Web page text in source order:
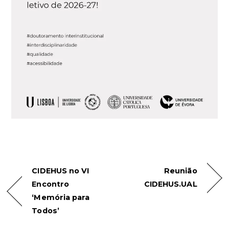
CIDEHUS no VI
Encontro
‘Memória para
Todos’
Reunião
CIDEHUS.UAL